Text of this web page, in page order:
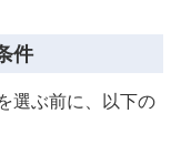
件
選ぶ前に、以下の